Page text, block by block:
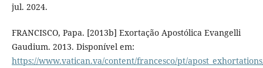
jul. 2024.
FRANCISCO, Papa. [2013b] Exortação Apostólica Evangelli
Gaudium. 2013. Disponível em:
https://www.vatican.va/content/francesco/pt/